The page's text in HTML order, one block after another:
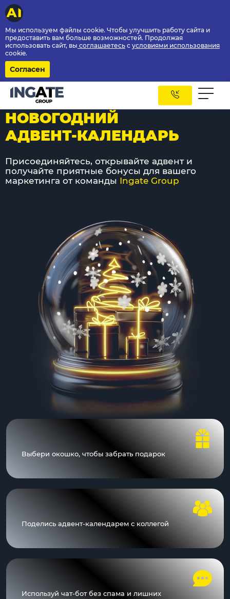
Мы используем файлы cookie. Чтобы улучшить работу сайта и
предоставить вам больше возможностей. Продолжая
использовать сайт, вы соглашаетесь с условиями использования
cookie.
Согласен
НОВОГОДНИЙ
АДВЕНТ-КАЛЕНДАРЬ
Присоединяйтесь, открывайте адвент и
получайте приятные бонусы для вашего
маркетинга от команды Ingate Group
Выбери окошко, чтобы забрать подарок
Поделись адвент-календарем с коллегой
Используй чат-бот без спама и лишних